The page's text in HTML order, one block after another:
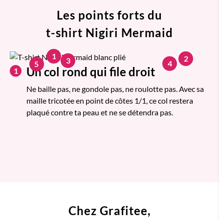
Les points forts du
t-shirt Nigiri Mermaid
1 Un col rond qui file droit
Ne baille pas, ne gondole pas, ne roulotte pas. Avec sa
maille tricotée en point de côtes 1/1, ce col restera
plaqué contre ta peau et ne se détendra pas.
1 2
3 4
5
Chez Grafitee,